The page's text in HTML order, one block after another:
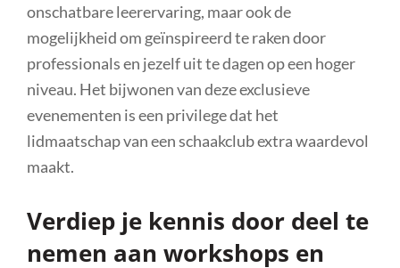
onschatbare leerervaring, maar ook de
mogelijkheid om geïnspireerd te raken door
professionals en jezelf uit te dagen op een hoger
niveau. Het bijwonen van deze exclusieve
evenementen is een privilege dat het
lidmaatschap van een schaakclub extra waardevol
maakt.
Verdiep je kennis door deel te
nemen aan workshops en